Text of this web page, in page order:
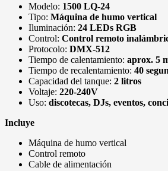
Modelo: 1500 LQ-24
Tipo: Máquina de humo vertical
Iluminación: 24 LEDs RGB
Control: Control remoto
Protocolo: DMX-512
Tiempo de calentamiento: aprox. 5
Tiempo de recalentamiento: 40
Capacidad del tanque: 2 litros
Voltaje: 220-240V
Uso: discotecas, DJs, eventos,
Incluye
Máquina de humo vertical
Control remoto
Cable de alimentación